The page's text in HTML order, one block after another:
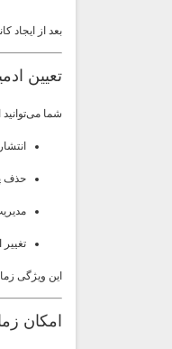
بعد از ایجاد
تعیین
شما
حذف
این ویژگی
امکان